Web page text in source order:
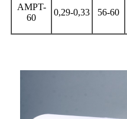
AMPT-
60
0,29-0,33 56-60